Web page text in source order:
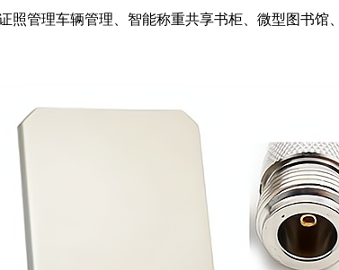
照管理车辆管理、智能称重共享书柜、微型图书馆、